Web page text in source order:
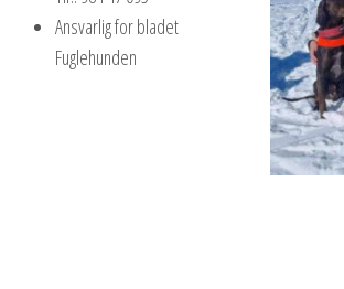
Ansvarlig for bladet
Fuglehunden